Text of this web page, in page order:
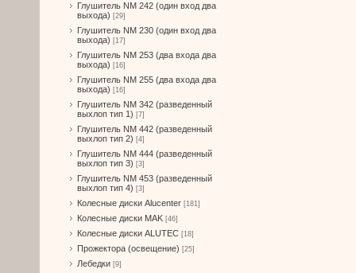
Глушитель NM 242 (один вход два
выхода) [29]
Глушитель NM 230 (один вход два
выхода) [17]
Глушитель NM 253 (два входа два
выхода) [16]
Глушитель NM 255 (два входа два
выхода) [16]
Глушитель NM 342 (разведенный
выхлоп тип 1) [7]
Глушитель NM 442 (разведенный
выхлоп тип 2) [4]
Глушитель NM 444 (разведенный
выхлоп тип 3) [3]
Глушитель NM 453 (разведенный
выхлоп тип 4) [3]
Колесные диски Alucenter [181]
Колесные диски MAK [46]
Колесные диски ALUTEC [18]
Прожектора (освещение) [25]
Лебедки [9]